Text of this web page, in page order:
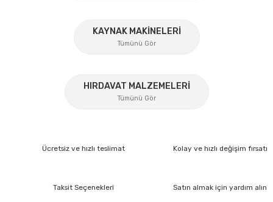
Gönder
260,82 TL
KAYNAK MAKİNELERİ
Tümünü Gör
HIRDAVAT MALZEMELERİ
Tümünü Gör
Ücretsiz ve hızlı teslimat Kolay ve hızlı değişim fırsatı
Taksit Seçenekleri Satın almak için yardım alın